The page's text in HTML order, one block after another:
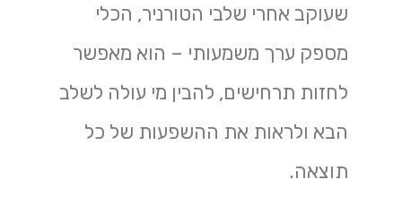
שעוקב אחרי שלבי הטורניר, הכלי
מספק ערך משמעותי – הוא מאפשר
לחזות תרחישים, להבין מי עולה לשלב
הבא ולראות את ההשפעות של כל
תוצאה.